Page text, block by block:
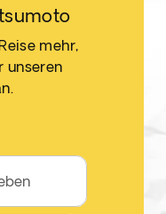
mehr,
unseren